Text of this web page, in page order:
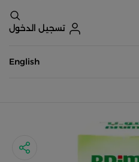
تسجيل الدخول
English